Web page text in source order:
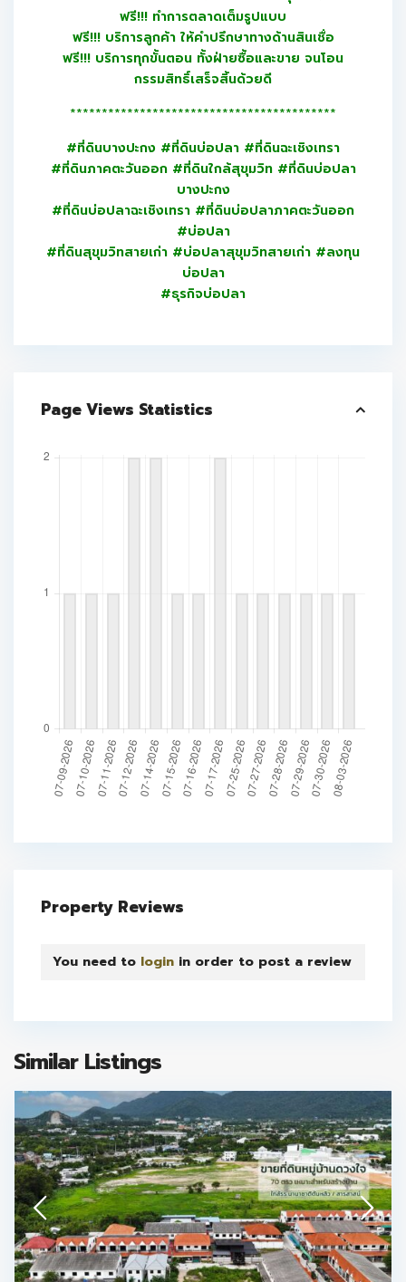
ฟรี!!! ทำการตลาดเต็มรูปแบบ
ฟรี!!! บริการลูกค้า ให้คำปรึกษาทางด้านสินเชื่อ
ฟรี!!! บริการทุกขั้นตอน ทั้งฝ่ายซื้อและขาย จนโอน
กรรมสิทธิ์เสร็จสิ้นด้วยดี
******************************************
#ที่ดินบางปะกง #ที่ดินบ่อปลา #ที่ดินฉะเชิงเทรา
#ที่ดินภาคตะวันออก #ที่ดินใกล้สุขุมวิท #ที่ดินบ่อปลา
บางปะกง
#ที่ดินบ่อปลาฉะเชิงเทรา #ที่ดินบ่อปลาภาคตะวันออก
#บ่อปลา
#ที่ดินสุขุมวิทสายเก่า #บ่อปลาสุขุมวิทสายเก่า #ลงทุน
บ่อปลา
#ธุรกิจบ่อปลา
Page Views Statistics
Property Reviews
You need to login in order to post a review
Similar Listings